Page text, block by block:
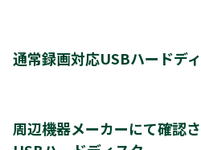
クリックすると別ウインドウが開きま
通常録画対応USBハードデ
周辺機器メーカーにて確認